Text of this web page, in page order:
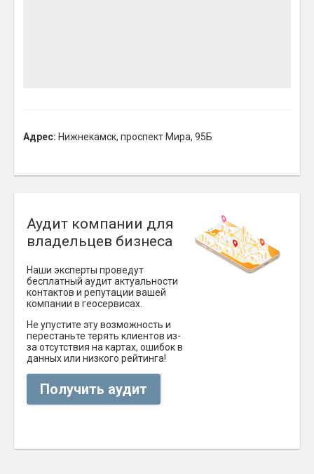
Адрес: Нижнекамск, проспект Мира, 95Б
Аудит компании для
владельцев бизнеса
Наши эксперты проведут
бесплатный аудит актуальности
контактов и репутации вашей
компании в геосервисах.
Не упустите эту возможность и
перестаньте терять клиентов из-
за отсутствия на картах, ошибок в
данных или низкого рейтинга!
Получить аудит